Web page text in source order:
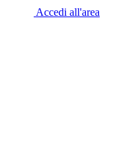
Accedi all'area